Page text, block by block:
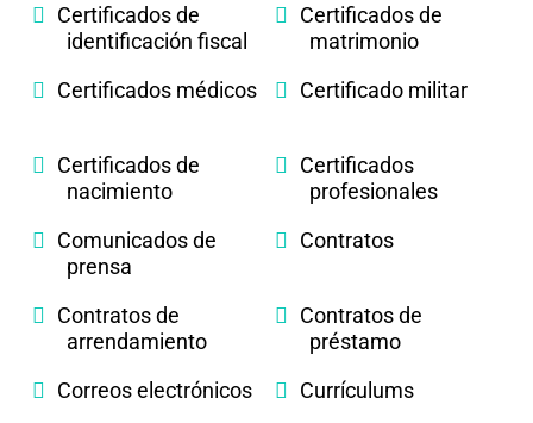
Certificados de
identificación fiscal
Certificados de
matrimonio
Certificados médicos
Certificado militar
Certificados de
nacimiento
Certificados
profesionales
Comunicados de
prensa
Contratos
Contratos de
arrendamiento
Contratos de
préstamo
Correos electrónicos
Currículums